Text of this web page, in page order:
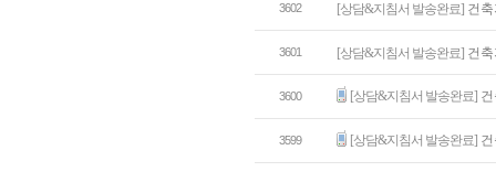
3602 [상담&지침서 발송완료] 건
3601 [상담&지침서 발송완료] 건
3600 [상담&지침서 발송완료]
3599 [상담&지침서 발송완료]